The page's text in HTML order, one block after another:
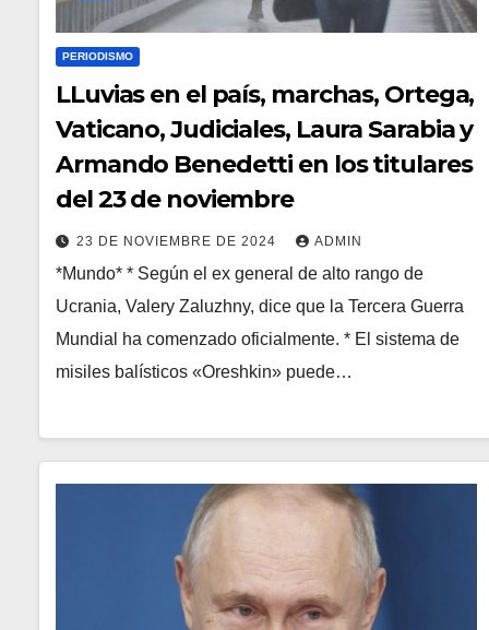
PERIODISMO
LLuvias en el país, marchas, Ortega,
Vaticano, Judiciales, Laura Sarabia y
Armando Benedetti en los titulares
del 23 de noviembre
23 DE NOVIEMBRE DE 2024 ADMIN
*Mundo* * Según el ex general de alto rango de
Ucrania, Valery Zaluzhny, dice que la Tercera Guerra
Mundial ha comenzado oficialmente. * El sistema de
misiles balísticos «Oreshkin» puede…